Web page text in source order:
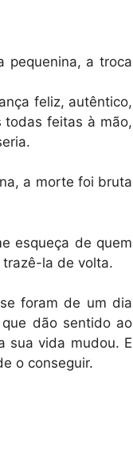
pequenina, a troca
feliz, autêntico,
todas feitas à mão,
a morte foi bruta
esqueça de quem
trazê-la de volta.
foram de um dia
dão sentido ao
sua vida mudou. E
o conseguir.